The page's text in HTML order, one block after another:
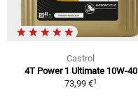
Castrol
4T Power 1 Ultimate 10W-40
73,99 €1